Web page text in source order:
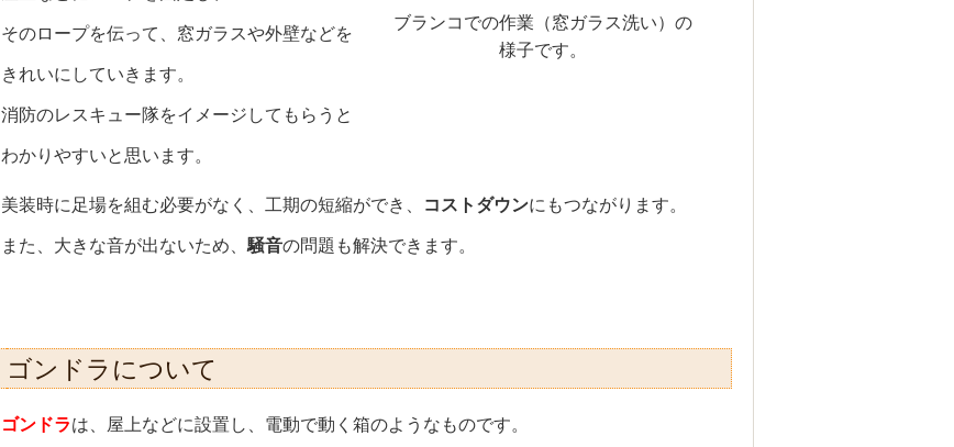
ブランコでの作業（窓ガラス洗い）の
様子です。
そのロープを伝って、 窓ガラスや外壁などを
きれいにしていきます。
消防のレスキュー隊をイメージしてもらうと
わかりやすいと思います。
美装時に足場を組む必要がなく、工期の短縮ができ、 コストダウンにもつながります。
また、大きな音が出ないため、 騒音の問題も解決できます。
ゴンドラについて
ゴンドラは、屋上などに設置し、電動で動く箱のようなものです。